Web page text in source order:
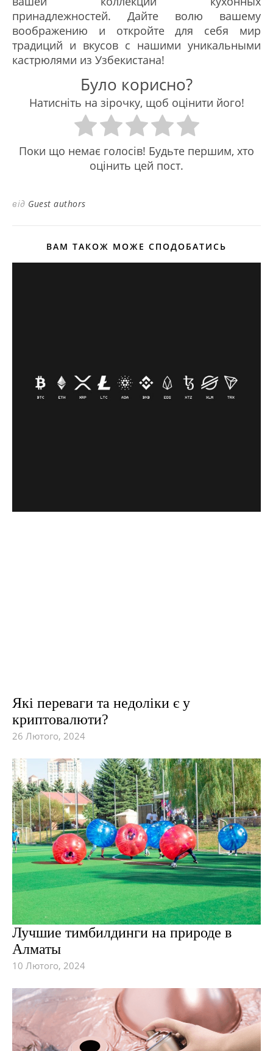
принадлежностей. Дайте волю вашему
воображению и откройте для себя мир
традиций и вкусов с нашими уникальными
кастрюлями из Узбекистана!
Було корисно?
Натисніть на зірочку, щоб оцінити його!
Поки що немає голосів! Будьте першим, хто
оцінить цей пост.
від Guest authors
ВАМ ТАКОЖ МОЖЕ СПОДОБАТИСЬ
Які переваги та недоліки є у
криптовалюти?
26 Лютого, 2024
Лучшие тимбилдинги на природе в
Алматы
10 Лютого, 2024